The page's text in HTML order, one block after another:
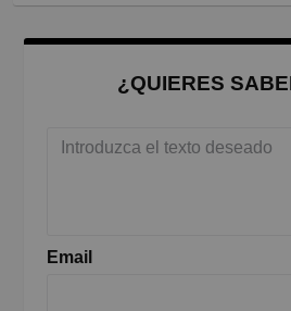
¿QUIERES
Email